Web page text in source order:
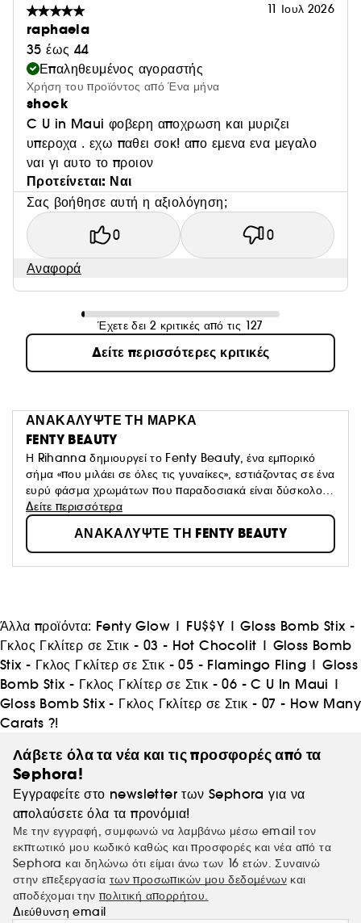
11 Ιουλ 2026
raphaela
35 έως 44
Επαληθευμένος αγοραστής
Χρήση του προϊόντος από Ένα μήνα
shock
C U in Maui φοβερη αποχρωση και μυριζει
υπεροχα . εχω παθει σοκ! απο εμενα ενα μεγαλο
ναι γι αυτο το προιον
Προτείνεται: Ναι
Σας βοήθησε αυτή η αξιολόγηση;
0 0
Αναφορά
Έχετε δει 2 κριτικές από τις 127
Δείτε περισσότερες κριτικές
ΑΝΑΚΑΛΥΨΤΕ ΤΗ ΜΑΡΚΑ
FENTY BEAUTY
Η Rihanna δημιουργεί το Fenty Beauty, ένα εμπορικό
σήμα «που μιλάει σε όλες τις γυναίκες», εστιάζοντας σε ένα
ευρύ φάσμα χρωμάτων που παραδοσιακά είναι δύσκολο
να φτιαχτούν, προσδιορίζοντας καθολικές αποχρώσεις. Το
όραμά του: "Το μακιγιάζ είναι για διασκέδαση και δεν
πρέπει να φοριέται από υποχρέωση, ή να δίνει την
εντύπωση ότι είσαι στολή. Να είσαι ελεύθερος να αδράξεις
ευκαιρίες, να ρισκάρεις, να τολμήσεις κάτι νέο ή
Δείτε περισσότερα
ΑΝΑΚΑΛΥΨΤΕ ΤΗ FENTY BEAUTY
Άλλα προϊόντα: Fenty Glow | FU$$Y |Gloss Bomb Stix -
Γκλος Γκλίτερ σε Στικ - 03 - Hot Chocolit | Gloss Bomb
Stix - Γκλος Γκλίτερ σε Στικ - 05 - Flamingo Fling |Gloss
Bomb Stix - Γκλος Γκλίτερ σε Στικ - 06 - C U In Maui |
Gloss Bomb Stix - Γκλος Γκλίτερ σε Στικ - 07 - How Many
Carats ?!
Λάβετε όλα τα νέα και τις προσφορές από τα
Sephora!
Εγγραφείτε στο newsletter των Sephora για να
απολαύσετε όλα τα προνόμια!
Με την εγγραφή, συμφωνώ να λαμβάνω μέσω email τον
εκπτωτικό μου κωδικό καθώς και προσφορές και νέα από τα
Sephora και δηλώνω ότι είμαι άνω των 16 ετών. Συναινώ
στην επεξεργασία των προσωπικών μου δεδομένων και
αποδέχομαι την πολιτική απορρήτου.
Διεύθυνση email